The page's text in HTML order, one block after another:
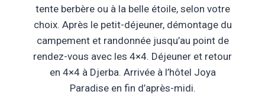
tente berbère ou à la belle étoile, selon votre
choix. Après le petit-déjeuner, démontage du
campement et randonnée jusqu’au point de
rendez-vous avec les 4×4. Déjeuner et retour
en 4×4 à Djerba. Arrivée à l’hôtel Joya
Paradise en fin d’après-midi.